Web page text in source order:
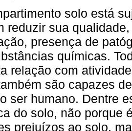
solo está
reduzir sua
presença de
químicas.
relação com
são capazes
ser humano. Dentre
do solo, não porque
prejuízos ao solo,